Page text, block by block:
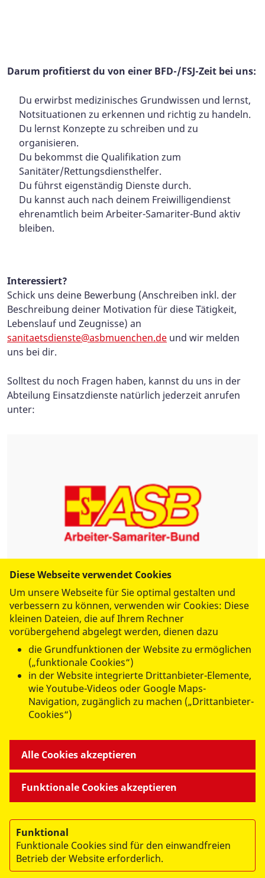
Darum profitierst du von einer BFD-/FSJ-Zeit bei uns:
Du erwirbst medizinisches Grundwissen und lernst,
Notsituationen zu erkennen und richtig zu handeln.
Du lernst Konzepte zu schreiben und zu
organisieren.
Du bekommst die Qualifikation zum
Sanitäter/Rettungsdiensthelfer.
Du führst eigenständig Dienste durch.
Du kannst auch nach deinem Freiwilligendienst
ehrenamtlich beim Arbeiter-Samariter-Bund aktiv
bleiben.
Interessiert?
Schick uns deine Bewerbung (Anschreiben inkl. der
Beschreibung deiner Motivation für diese Tätigkeit,
Lebenslauf und Zeugnisse) an
sanitaetsdienste@asbmuenchen.de und wir melden
uns bei dir.
Solltest du noch Fragen haben, kannst du uns in der
Abteilung Einsatzdienste natürlich jederzeit anrufen
unter:
Einsatzdienste
ASB München/Obb.
Tel.:089 74363-107 / 089 74363-213
sanitaetsdienst@asbmuenchen.de
ASB Regionalverband
Adi-Maislinger-Straße 6-8
81373 München
Diese Webseite verwendet Cookies
Um unsere Webseite für Sie optimal gestalten und
verbessern zu können, verwenden wir Cookies: Diese
kleinen Dateien, die auf Ihrem Rechner
vorübergehend abgelegt werden, dienen dazu
die Grundfunktionen der Website zu ermöglichen
(„funktionale Cookies“)
in der Website integrierte Drittanbieter-Elemente,
wie Youtube-Videos oder Google Maps-
Navigation, zugänglich zu machen („Drittanbieter-
Cookies“)
Funktionale Cookies akzeptieren
Alle Cookies akzeptieren
Funktional
Funktionale Cookies sind für den einwandfreien
Betrieb der Website erforderlich.